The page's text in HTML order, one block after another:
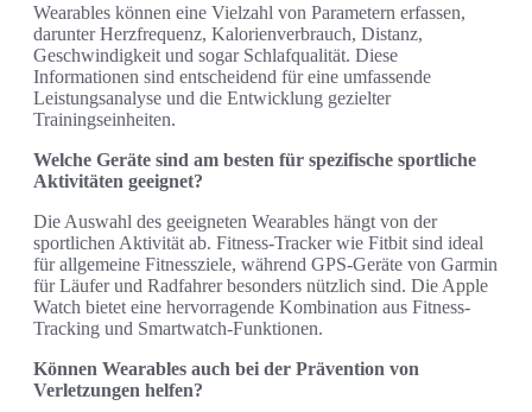
Wearables können eine Vielzahl von Parametern erfassen,
darunter Herzfrequenz, Kalorienverbrauch, Distanz,
Geschwindigkeit und sogar Schlafqualität. Diese
Informationen sind entscheidend für eine umfassende
Leistungsanalyse und die Entwicklung gezielter
Trainingseinheiten.
Welche Geräte sind am besten für spezifische sportliche
Aktivitäten geeignet?
Die Auswahl des geeigneten Wearables hängt von der
sportlichen Aktivität ab. Fitness-Tracker wie Fitbit sind ideal
für allgemeine Fitnessziele, während GPS-Geräte von Garmin
für Läufer und Radfahrer besonders nützlich sind. Die Apple
Watch bietet eine hervorragende Kombination aus Fitness-
Tracking und Smartwatch-Funktionen.
Können Wearables auch bei der Prävention von
Verletzungen helfen?